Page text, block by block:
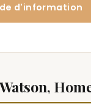
d'information